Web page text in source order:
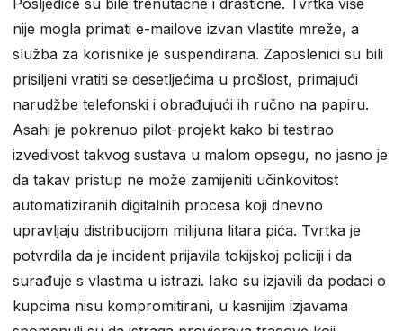
nije mogla primati e-mailove izvan vlastite mreže, a
služba za korisnike je suspendirana. Zaposlenici su bili
prisiljeni vratiti se desetljećima u prošlost, primajući
narudžbe telefonski i obrađujući ih ručno na papiru.
Asahi je pokrenuo pilot-projekt kako bi testirao
izvedivost takvog sustava u malom opsegu, no jasno je
da takav pristup ne može zamijeniti učinkovitost
automatiziranih digitalnih procesa koji dnevno
upravljaju distribucijom milijuna litara pića. Tvrtka je
potvrdila da je incident prijavila tokijskoj policiji i da
surađuje s vlastima u istrazi. Iako su izjavili da podaci o
kupcima nisu kompromitirani, u kasnijim izjavama